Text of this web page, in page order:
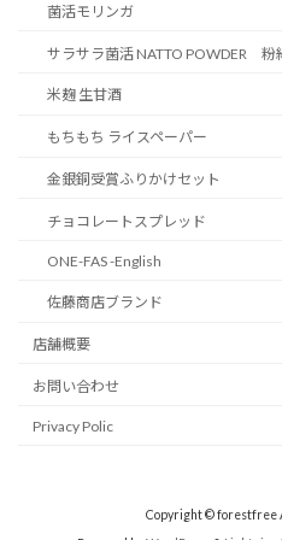
菌活モリンガ
サラサラ菌活 NATTO POWDER 粉
米麹 生甘酒
もちもち ライスペーパー
金銀銅受賞ふりかけセット
チョコレートスプレッド
ONE-FAS -English
佐藤商店ブランド
店舗概要
お問い合わせ
Privacy Polic
Copyright © forestfree